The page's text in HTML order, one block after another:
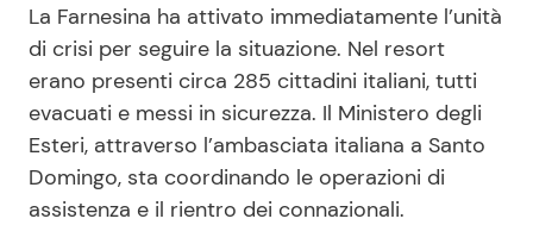
La Farnesina ha attivato immediatamente l’unità
di crisi per seguire la situazione. Nel resort
erano presenti circa 285 cittadini italiani, tutti
evacuati e messi in sicurezza. Il Ministero degli
Esteri, attraverso l’ambasciata italiana a Santo
Domingo, sta coordinando le operazioni di
assistenza e il rientro dei connazionali.